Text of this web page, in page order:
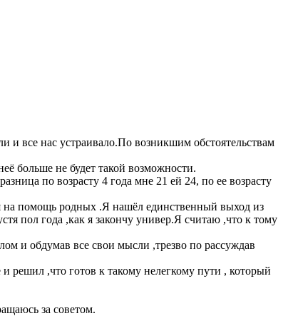
все нас устраивало.По возникшим обстоятельствам
больше не будет такой возможности.
по возрасту 4 года мне 21 ей 24, по ее возрасту
на помощь родных .Я нашёл единственный выход из
пол года ,как я закончу универ.Я считаю ,что к тому
и обдумав все свои мысли ,трезво по рассуждав
решил ,что готов к такому нелегкому пути , который
за советом.